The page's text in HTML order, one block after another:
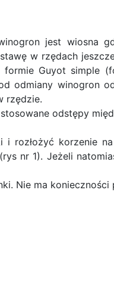
jest wiosna
w rzędach
Guyot simple
odmiany winogron
rzędzie.
odstępy
rozłożyć korzenie na
nr 1). Jeżeli
Nie ma konieczności